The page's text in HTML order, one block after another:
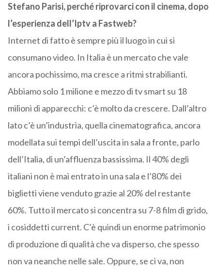
Stefano Parisi, perché riprovarci con il cinema, dopo
l’esperienza dell’Iptv a Fastweb?
Internet di fatto è sempre più il luogo in cui si
consumano video. In Italia è un mercato che vale
ancora pochissimo, ma cresce a ritmi strabilianti.
Abbiamo solo 1 milione e mezzo di tv smart su 18
milioni di apparecchi: c’è molto da crescere. Dall’altro
lato c’è un’industria, quella cinematografica, ancora
modellata sui tempi dell’uscita in sala a fronte, parlo
dell’Italia, di un’affluenza bassissima. Il 40% degli
italiani non è mai entrato in una sala e l’80% dei
biglietti viene venduto grazie al 20% del restante
60%. Tutto il mercato si concentra su 7-8 film di grido,
i cosiddetti current. C’è quindi un enorme patrimonio
di produzione di qualità che va disperso, che spesso
non va neanche nelle sale. Oppure, se ci va, non